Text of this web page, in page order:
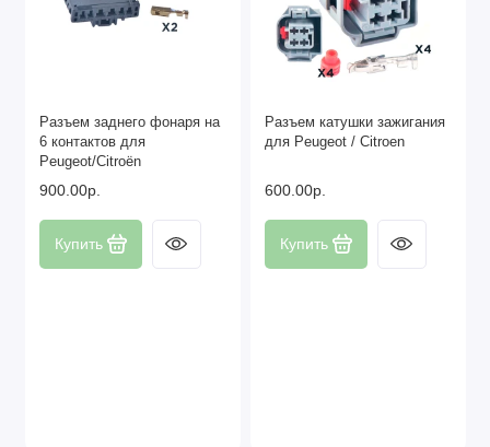
Разъем заднего фонаря на
6 контактов для
Peugeot/Citroën
900.00р.
Купить
Разъем катушки зажигания
для Peugeot / Citroen
600.00р.
Купить